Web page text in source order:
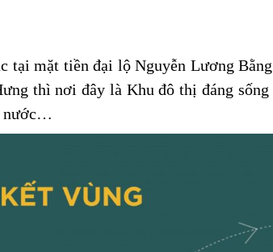
tại mặt tiền đại lộ Nguyễn Lương
thì nơi đây là Khu đô thị đáng
nước…